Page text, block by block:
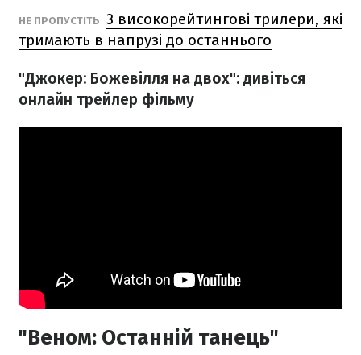
НЕ ПРОПУСТІТЬ 3 високорейтингові трилери, які
тримають в напрузі до останнього
"Джокер: Божевілля на двох": дивіться
онлайн трейлер фільму
"Веном: Останній танець"